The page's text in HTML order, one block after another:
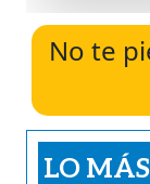
No te
LO